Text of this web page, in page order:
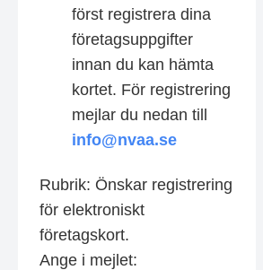
först registrera dina
företagsuppgifter
innan du kan hämta
kortet. För registrering
mejlar du nedan till
info@nvaa.se
Rubrik: Önskar registrering
för elektroniskt
företagskort.
Ange i mejlet: